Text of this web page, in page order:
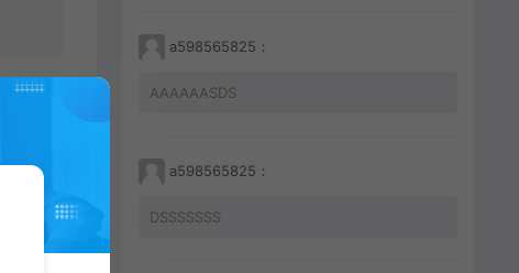
a598565825：
AAAAAASDS
a598565825：
DSSSSSSS